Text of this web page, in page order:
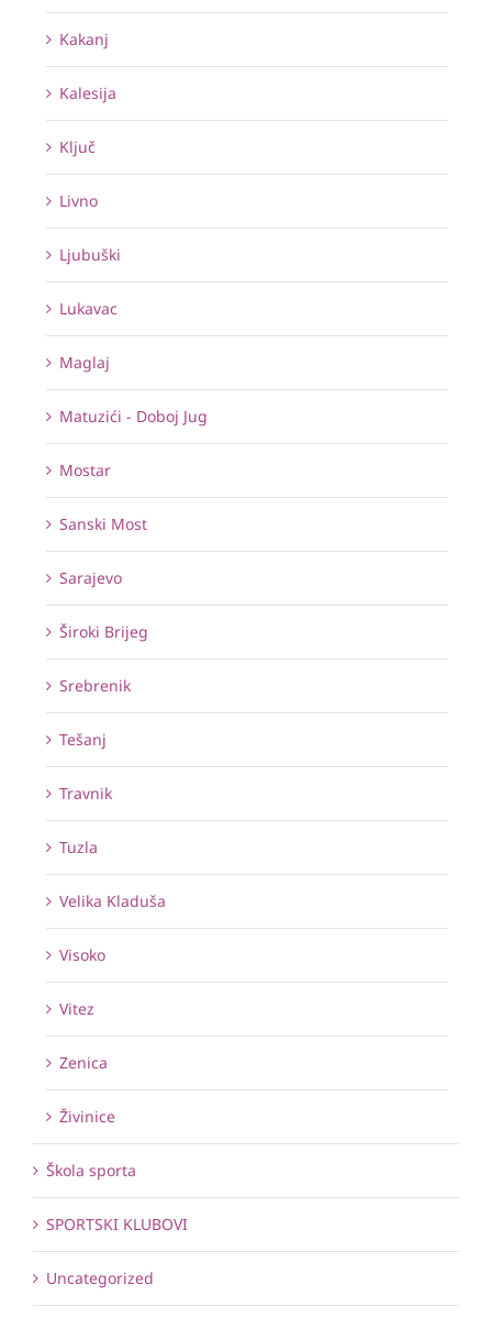
Kakanj
Kalesija
Ključ
Livno
Ljubuški
Lukavac
Maglaj
Matuzići - Doboj Jug
Mostar
Sanski Most
Sarajevo
Široki Brijeg
Srebrenik
Tešanj
Travnik
Tuzla
Velika Kladuša
Visoko
Vitez
Zenica
Živinice
Škola sporta
SPORTSKI KLUBOVI
Uncategorized